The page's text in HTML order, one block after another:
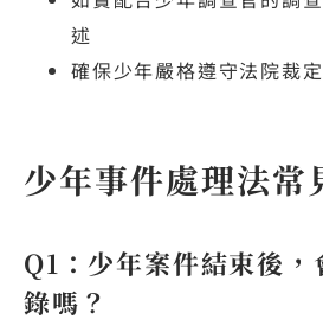
述
確保少年嚴格遵守法院裁
少年事件處理法常
Q1：少年案件結束後，
錄嗎？